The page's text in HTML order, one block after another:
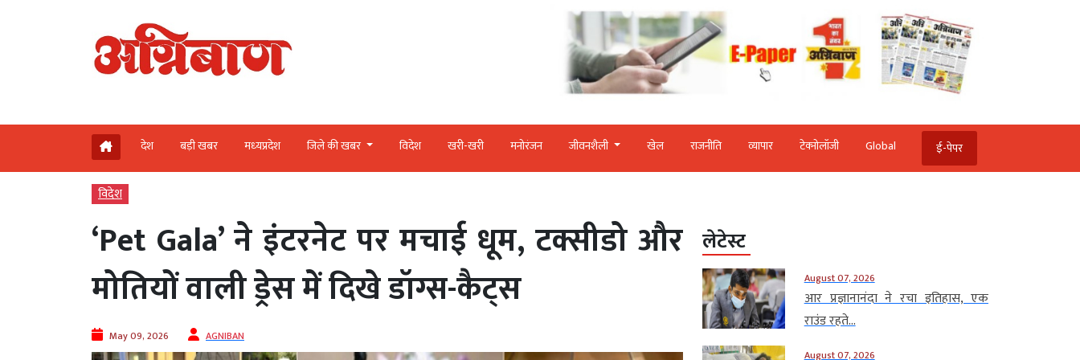
देश बड़ी खबर मध्‍यप्रदेश जिले की खबर विदेश खरी-खरी मनोरंजन जीवनशैली खेल राजनीति व्‍यापार टेक्‍नोलॉजी Global ई-पेपर
विदेश
‘Pet Gala’ ने इंटरनेट पर मचाई धूम, टक्सीडो और
मोतियों वाली ड्रेस में दिखे डॉग्स-कैट्स
May 09, 2026 AGNIBAN
लेटेस्ट
August 07, 2026
आर प्रज्ञानानंदा ने रचा इतिहास, एक
राउंड रहते...
August 07, 2026